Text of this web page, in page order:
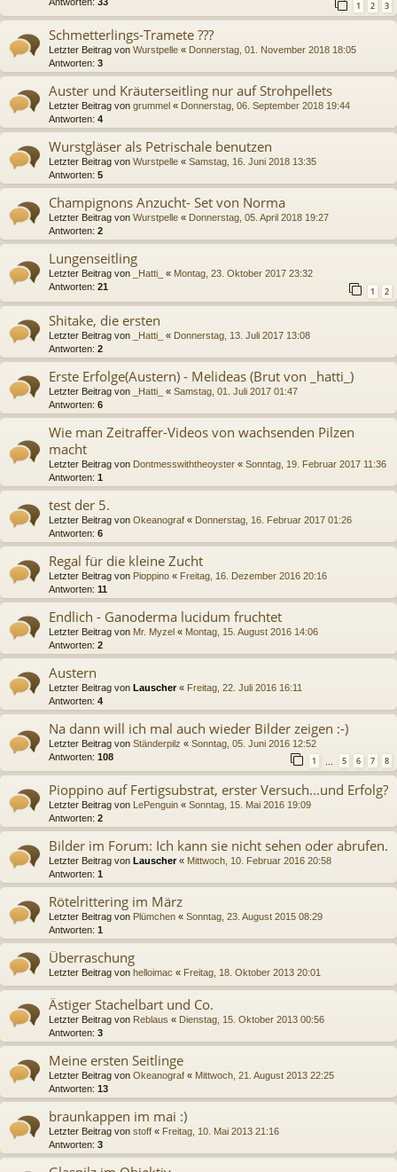
1 2 3
Schmetterlings-Tramete ???
Letzter Beitrag von Wurstpelle « Donnerstag, 01. November 2018 18:05
Antworten: 3
Auster und Kräuterseitling nur auf Strohpellets
Letzter Beitrag von grummel « Donnerstag, 06. September 2018 19:44
Antworten: 4
Wurstgläser als Petrischale benutzen
Letzter Beitrag von Wurstpelle « Samstag, 16. Juni 2018 13:35
Antworten: 5
Champignons Anzucht- Set von Norma
Letzter Beitrag von Wurstpelle « Donnerstag, 05. April 2018 19:27
Antworten: 2
Lungenseitling
Letzter Beitrag von _Hatti_ « Montag, 23. Oktober 2017 23:32
Antworten: 21 1 2
Shitake, die ersten
Letzter Beitrag von _Hatti_ « Donnerstag, 13. Juli 2017 13:08
Antworten: 2
Erste Erfolge(Austern) - Melideas (Brut von _hatti_)
Letzter Beitrag von _Hatti_ « Samstag, 01. Juli 2017 01:47
Antworten: 6
Wie man Zeitraffer-Videos von wachsenden Pilzen
macht
Letzter Beitrag von Dontmesswiththeoyster « Sonntag, 19. Februar 2017 11:36
Antworten: 1
test der 5.
Letzter Beitrag von Okeanograf « Donnerstag, 16. Februar 2017 01:26
Antworten: 6
Regal für die kleine Zucht
Letzter Beitrag von Pioppino « Freitag, 16. Dezember 2016 20:16
Antworten: 11
Endlich - Ganoderma lucidum fruchtet
Letzter Beitrag von Mr. Myzel « Montag, 15. August 2016 14:06
Antworten: 2
Austern
Letzter Beitrag von Lauscher« Freitag, 22. Juli 2016 16:11
Antworten: 4
Na dann will ich mal auch wieder Bilder zeigen :-)
Letzter Beitrag von Ständerpilz « Sonntag, 05. Juni 2016 12:52
Antworten: 108 1 5 6 7 8
Pioppino auf Fertigsubstrat, erster Versuch...und Erfolg?
Letzter Beitrag von LePenguin « Sonntag, 15. Mai 2016 19:09
Antworten: 2
Bilder im Forum: Ich kann sie nicht sehen oder abrufen.
Letzter Beitrag von Lauscher« Mittwoch, 10. Februar 2016 20:58
Antworten: 1
Rötelrittering im März
Letzter Beitrag von Plümchen « Sonntag, 23. August 2015 08:29
Antworten: 1
Überraschung
Letzter Beitrag von helloimac « Freitag, 18. Oktober 2013 20:01
Ästiger Stachelbart und Co.
Letzter Beitrag von Reblaus « Dienstag, 15. Oktober 2013 00:56
Antworten: 3
Meine ersten Seitlinge
Letzter Beitrag von Okeanograf « Mittwoch, 21. August 2013 22:25
Antworten: 13
braunkappen im mai :)
Letzter Beitrag von stoff « Freitag, 10. Mai 2013 21:16
Antworten: 3